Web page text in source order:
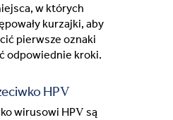
w których
kurzajki, aby
pierwsze oznaki
odpowiednie kroki.
HPV
wirusowi HPV są